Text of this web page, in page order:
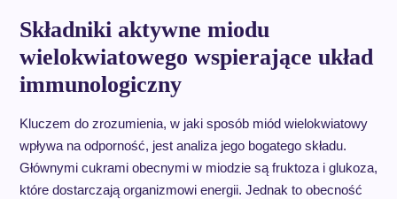
Składniki aktywne miodu
wielokwiatowego wspierające układ
immunologiczny
Kluczem do zrozumienia, w jaki sposób miód wielokwiatowy
wpływa na odporność, jest analiza jego bogatego składu.
Głównymi cukrami obecnymi w miodzie są fruktoza i glukoza,
które dostarczają organizmowi energii. Jednak to obecność